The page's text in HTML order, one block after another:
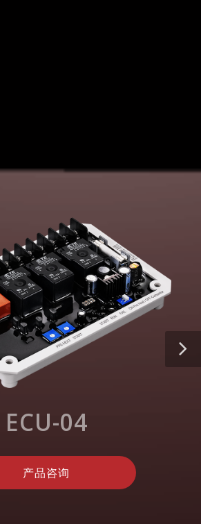
ECU-04
产品咨询